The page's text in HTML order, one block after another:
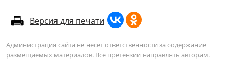
Версия для печати
Администрация сайта не несёт ответственности за содержание
размещаемых материалов. Все претензии направлять авторам.